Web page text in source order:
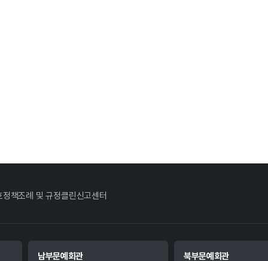
정책조례 및 규정클린신고센터
남부문예회관 북부문예회관